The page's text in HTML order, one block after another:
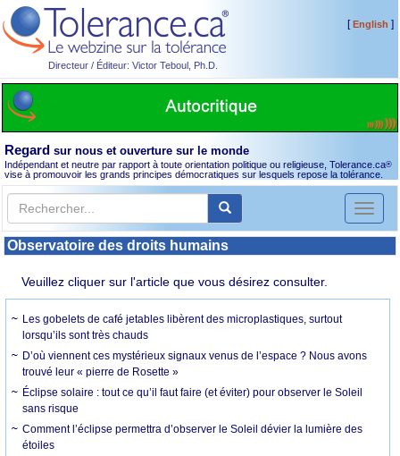
Directeur / Éditeur: Victor Teboul, Ph.D.
[English ]
Regard sur nous et ouverture sur le monde
Indépendant et neutre par rapport à toute orientation politique ou religieuse, Tolerance.ca®
vise à promouvoir les grands principes démocratiques sur lesquels repose la tolérance.
Toggle
Observatoire des droits humains
Veuillez cliquer sur l'article que vous désirez consulter.
Les gobelets de café jetables libèrent des microplastiques, surtout
lorsqu’ils sont très chauds
D’où viennent ces mystérieux signaux venus de l’espace ? Nous avons
trouvé leur « pierre de Rosette »
Éclipse solaire : tout ce qu’il faut faire (et éviter) pour observer le Soleil
sans risque
Comment l’éclipse permettra d’observer le Soleil dévier la lumière des
étoiles